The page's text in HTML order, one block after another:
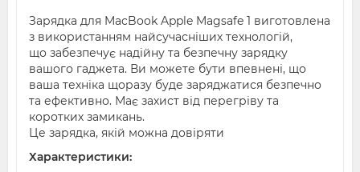
Зарядка для MacBook Apple Magsafe 1 виготовлена
з використанням найсучасніших технологій,
що забезпечує надійну та безпечну зарядку
вашого гаджета. Ви можете бути впевнені, що
ваша техніка щоразу буде заряджатися безпечно
та ефективно. Має захист від перегріву та
коротких замикань.
Це зарядка, якій можна довіряти
Характеристики: